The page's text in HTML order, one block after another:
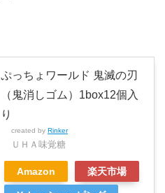
ぷっちょワールド 鬼滅の刃
（鬼消しゴム）1box12個入
り
created by Rinker
ＵＨＡ味覚糖
Amazon 楽天市場